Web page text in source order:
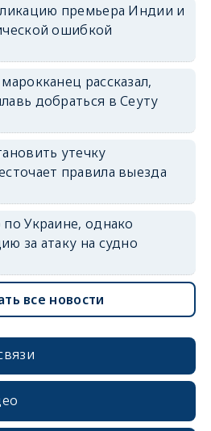
премьера Индии и
ошибкой
рассказал,
добраться в Сеуту
утечку
правила выезда
Украине, однако
за атаку на судно
все новости